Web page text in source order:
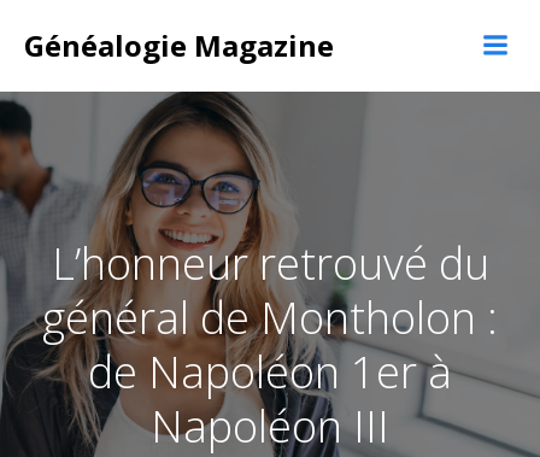
contenu
Généalogie Magazine
L’honneur retrouvé du
général de Montholon :
de Napoléon 1er à
Napoléon III